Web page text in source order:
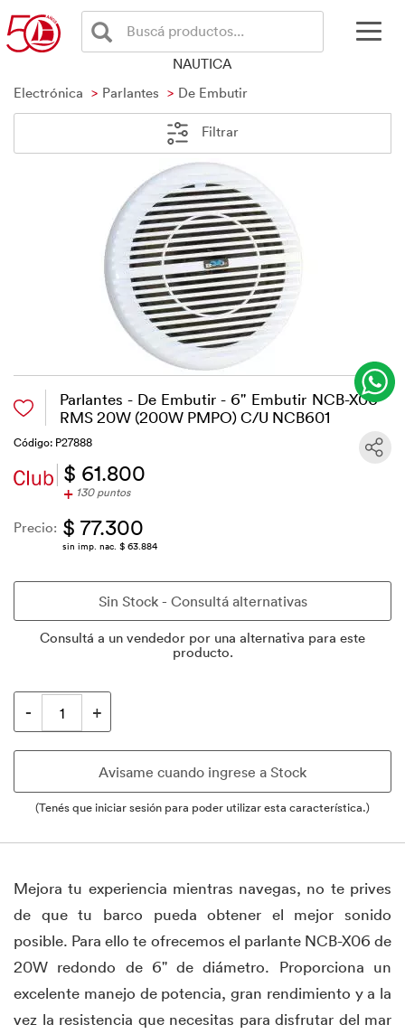
Buscá productos...
NAUTICA
Electrónica
Parlantes De Embutir
Filtrar
Parlantes - De Embutir - 6" Embutir NCB-X06
RMS 20W (200W PMPO) C/U NCB601
Código: P27888
$ 61.800
+ 130 puntos
Precio: $ 77.300
sin imp. nac. $ 63.884
Consultá a un vendedor por una alternativa para este
producto.
(Tenés que iniciar sesión para poder utilizar esta característica.)
Mejora tu experiencia mientras navegas, no te prives
de que tu barco pueda obtener el mejor sonido
posible. Para ello te ofrecemos el parlante NCB-X06 de
20W redondo de 6" de diámetro. Proporciona un
excelente manejo de potencia, gran rendimiento y a la
vez la resistencia que necesitas para disfrutar del mar